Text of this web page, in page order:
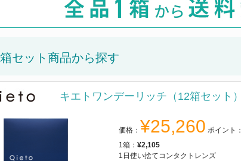
セット商品から探す
キエトワンデーリッチ（12箱セット）
価格： ¥25,260 ポイント：
1箱： ¥2,105
1日使い捨てコンタクトレンズ